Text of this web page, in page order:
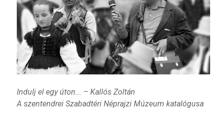
Indulj el egy úton... – Kallós Zoltán
A szentendrei Szabadtéri Néprajzi Múzeum katalógusa